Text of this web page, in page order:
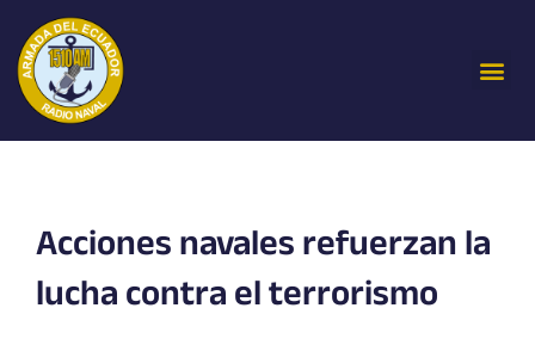
contenido
Acciones navales refuerzan la
lucha contra el terrorismo